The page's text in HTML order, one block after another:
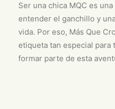
Ser una chica MQC es
entender el ganchillo y
vida. Por eso, Más Que
etiqueta tan especial para
formar parte de esta